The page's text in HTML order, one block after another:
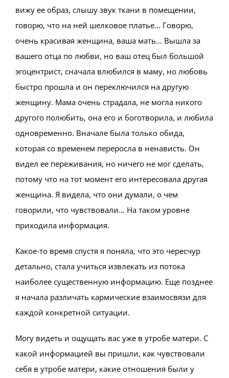
вижу ее образ, слышу звук ткани в помещении,
говорю, что на ней шелковое платье… Говорю,
очень красивая женщина, ваша мать… Вышла за
вашего отца по любви, но ваш отец был большой
эгоцентрист, сначала влюбился в маму, но любовь
быстро прошла и он переключился на другую
женщину. Мама очень страдала, не могла никого
другого полюбить, она его и боготворила, и любила
одновременно. Вначале была только обида,
которая со временем переросла в ненависть. Он
видел ее переживания, но ничего не мог сделать,
потому что на тот момент его интересовала другая
женщина. Я видела, что они думали, о чем
говорили, что чувствовали… На таком уровне
приходила информация.
Какое-то время спустя я поняла, что это чересчур
детально, стала учиться извлекать из потока
наиболее существенную информацию. Еще позднее
я начала различать кармические взаимосвязи для
каждой конкретной ситуации.
Могу видеть и ощущать вас уже в утробе матери. С
какой информацией вы пришли, как чувствовали
себя в утробе матери, какие отношения были у